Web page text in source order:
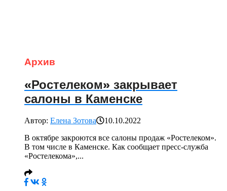
Архив
«Ростелеком» закрывает
салоны в Каменске
Автор: Елена Зотова
10.10.2022
В октябре закроются все салоны продаж «Ростелеком».
В том числе в Каменске. Как сообщает пресс-служба
«Ростелекома»,...